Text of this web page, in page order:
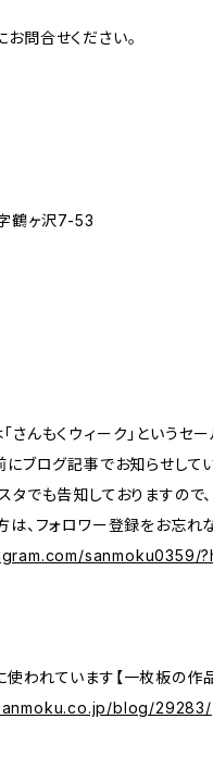
問合せください。
鶴ヶ沢7-53
さんもくウィーク」というセ
にブログ記事でお知らせして
タでも告知しておりますので
は、フォロワー登録をお忘れ
sanmoku0359/
われています【一枚板の作
blog/29283/